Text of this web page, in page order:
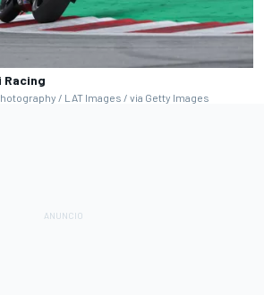
Racing
/ LAT Images / via Getty Images